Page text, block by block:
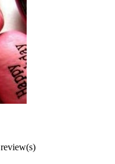
review(s)